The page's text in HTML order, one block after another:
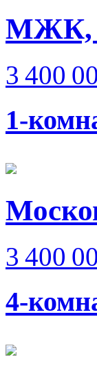
МЖК,
3 400
1-
3 400
4-